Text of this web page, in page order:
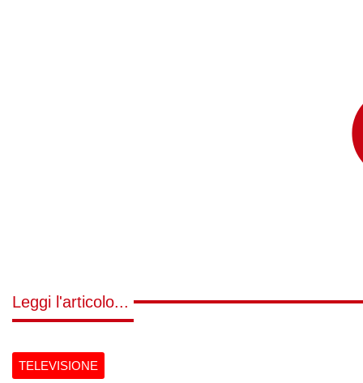
Leggi l'articolo...
TELEVISIONE